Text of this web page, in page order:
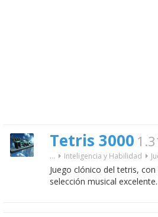
Tetris 3000
... Inteligencia y Habilidad
Juego clónico del tetris,
selección musical excelente.